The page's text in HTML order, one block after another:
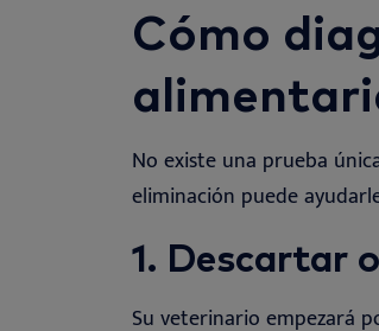
Cómo
No existe una prueba
eliminación puede
1. Descartar
Su veterinario empezará